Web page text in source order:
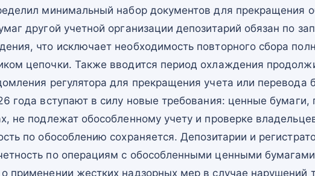
минимальный набор документов для прекращения
другой учетной организации депозитарий обязан по
что исключает необходимость повторного сбора
цепочки. Также вводится период охлаждения
регулятора для прекращения учета или перевода
года вступают в силу новые требования: ценные бумаги,
не подлежат обособленному учету и проверке
по обособлению сохраняется. Депозитарии и
по операциям с обособленными ценными
применении жестких надзорных мер в случае нарушений